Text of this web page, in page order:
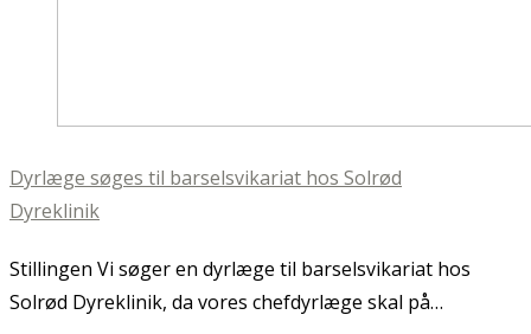
Dyrlæge søges til barselsvikariat hos Solrød
Dyreklinik
Stillingen Vi søger en dyrlæge til barselsvikariat hos
Solrød Dyreklinik, da vores chefdyrlæge skal på…